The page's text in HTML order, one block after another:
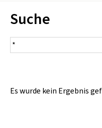
Inhalt:
Suche
Suchergebnis
Es wurde kein Ergebnis